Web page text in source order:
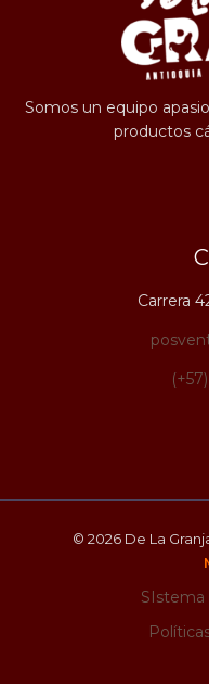
Somos un equipo
productos
Carrera
© 2026 De La
SIstema